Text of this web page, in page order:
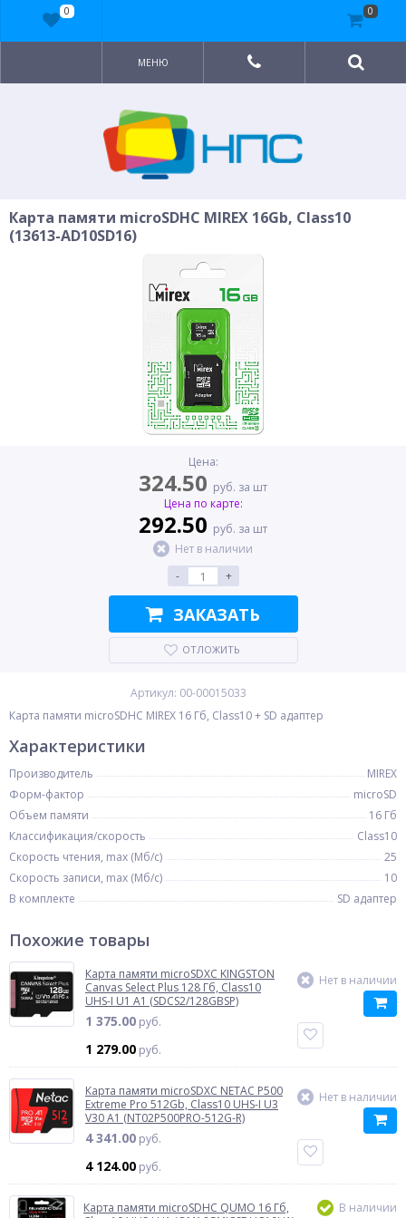
МЕНЮ
Карта памяти microSDHC MIREX 16Gb, Class10
(13613-AD10SD16)
Цена:
324.50 руб. за шт
Цена по карте:
292.50 руб. за шт
Нет в наличии
-
+
ЗАКАЗАТЬ
ОТЛОЖИТЬ
Артикул: 00-00015033
Карта памяти microSDHC MIREX 16 Гб, Class10 + SD адаптер
Характеристики
Производитель
MIREX
Форм-фактор
microSD
Объем памяти
16 Гб
Классификация/скорость
Class10
Скорость чтения, max (Мб/с)
25
Скорость записи, max (Мб/с)
10
В комплекте
SD адаптер
Похожие товары
Карта памяти microSDXC KINGSTON
Canvas Select Plus 128 Гб, Class10
UHS-I U1 A1 (SDCS2/128GBSP)
1 375.00 руб.
1 279.00 руб.
Нет в наличии
Карта памяти microSDXC NETAC P500
Extreme Pro 512Gb, Class10 UHS-I U3
V30 A1 (NT02P500PRO-512G-R)
4 341.00 руб.
4 124.00 руб.
Нет в наличии
Карта памяти microSDHC QUMO 16 Гб,
В наличии
0 0